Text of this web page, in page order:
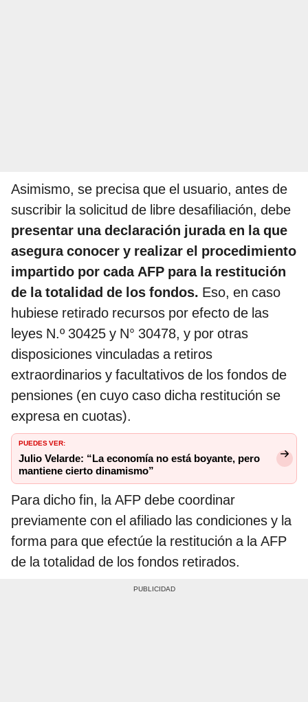
Asimismo, se precisa que el usuario, antes de
suscribir la solicitud de libre desafiliación, debe
presentar una declaración jurada en la que
asegura conocer y realizar el procedimiento
impartido por cada AFP para la restitución
de la totalidad de los fondos. Eso, en caso
hubiese retirado recursos por efecto de las
leyes N.º 30425 y N° 30478, y por otras
disposiciones vinculadas a retiros
extraordinarios y facultativos de los fondos de
pensiones (en cuyo caso dicha restitución se
expresa en cuotas).
PUEDES VER:
Julio Velarde: “La economía no está boyante, pero
mantiene cierto dinamismo”
Para dicho fin, la AFP debe coordinar
previamente con el afiliado las condiciones y la
forma para que efectúe la restitución a la AFP
de la totalidad de los fondos retirados.